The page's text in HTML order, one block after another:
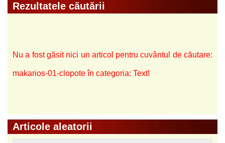
Rezultatele căutării
Nu a fost găsit nici un articol pentru cuvântul de căutare:
makarios-01-clopote în categoria: Text!
Articole aleatorii